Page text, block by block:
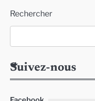
Rechercher
Suivez-nous